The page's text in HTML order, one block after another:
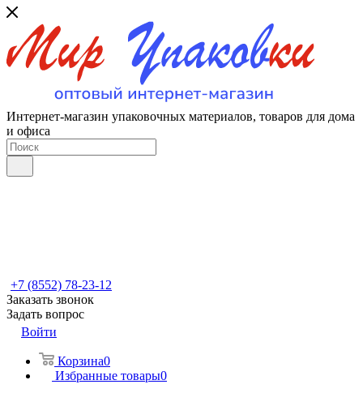
Интернет-магазин упаковочных материалов, товаров для дома
и офиса
+7 (8552) 78-23-12
Заказать звонок
Задать вопрос
Войти
Корзина0
Избранные товары0